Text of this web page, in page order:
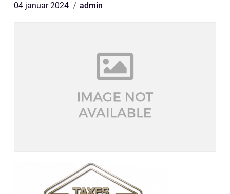
04 januar 2024 admin